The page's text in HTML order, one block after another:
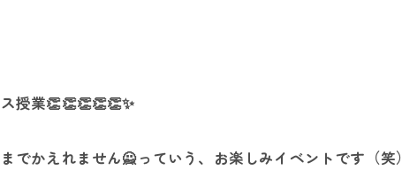
授業👏👏👏👏👏✨
でかえれません🙅っていう、お楽しみイベントです（笑）